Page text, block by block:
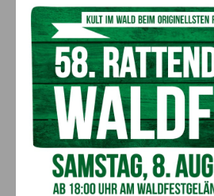
Eislochfischen: Jahr für Jahr friert
zu und bietet Anglern damit die
Gelegenheit zum Eislochfischen.
amtlichen Schonzeiten und
ab 1. Februar erlaubt.